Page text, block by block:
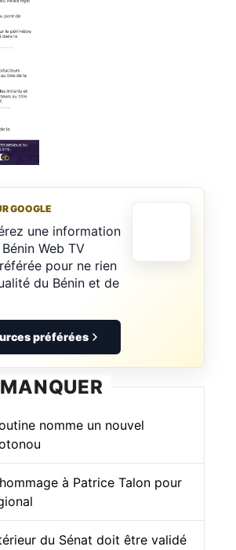
GOOGLE
une information
Web TV
pour ne rien
du Bénin et de
préférées
nomme un nouvel
à Patrice Talon pour
du Sénat doit être validé